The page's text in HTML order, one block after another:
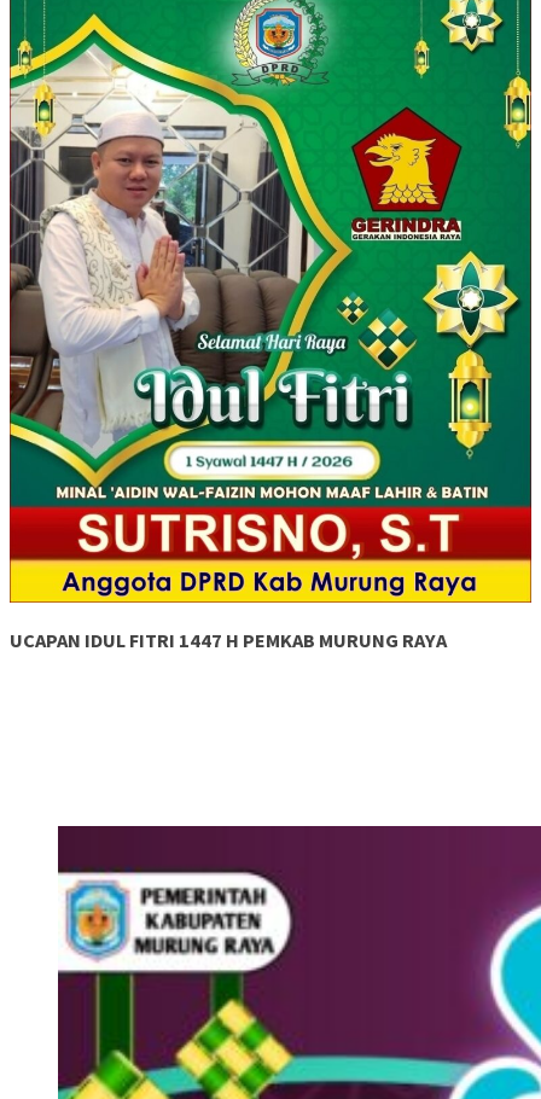
UCAPAN IDUL FITRI 1447 H PEMKAB MURUNG RAYA